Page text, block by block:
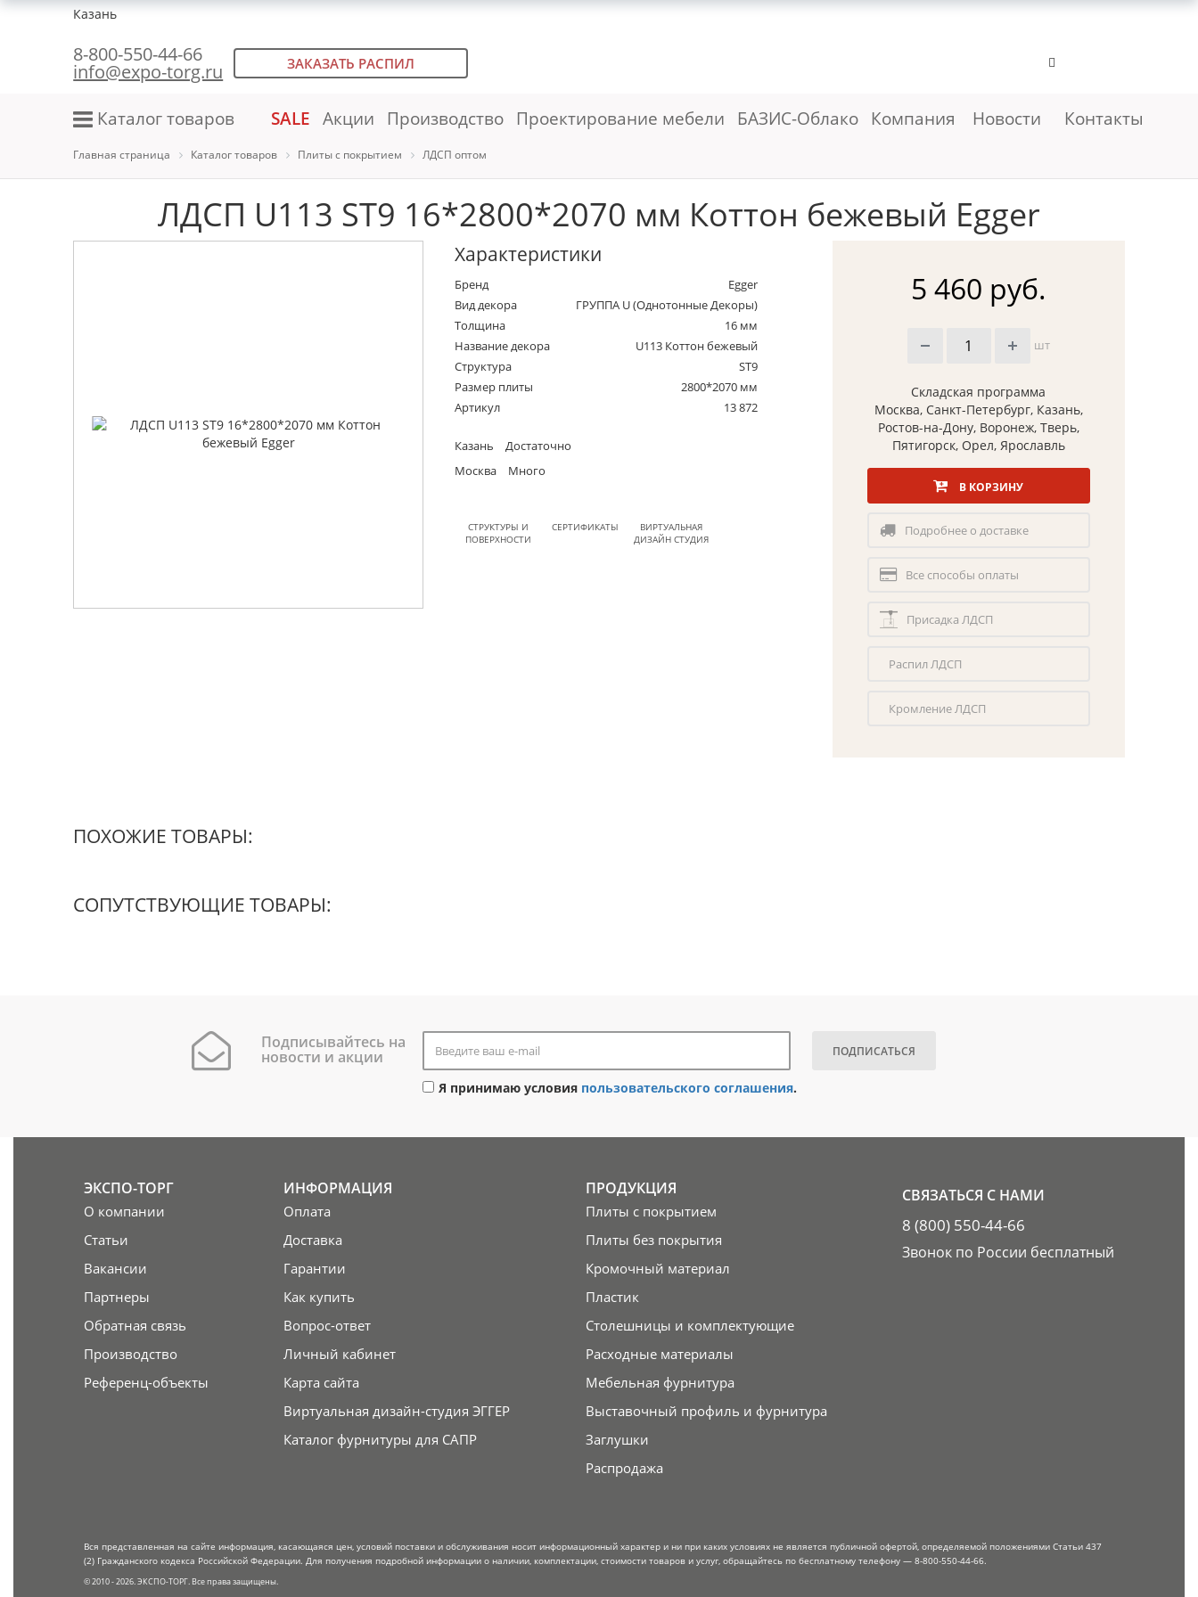
Казань
8-800-550-44-66
info@expo-torg.ru ЗАКАЗАТЬ РАСПИЛ
Каталог товаров SALE Акции Производство Проектирование мебели БАЗИС-Облако Компания Новости Контакты
Главная страница Каталог товаров Плиты с покрытием ЛДСП оптом
ЛДСП U113 ST9 16*2800*2070 мм Коттон бежевый Egger
Характеристики
Бренд
Egger
Вид декора
ГРУППА U (Однотонные Декоры)
Толщина
16 мм
Название декора
U113 Коттон бежевый
Структура
ST9
Размер плиты
2800*2070 мм
Артикул
13 872
Казань
Достаточно
Москва
Много
СТРУКТУРЫ И
ПОВЕРХНОСТИ
СЕРТИФИКАТЫ
ВИРТУАЛЬНАЯ
ДИЗАЙН СТУДИЯ
5 460 руб.
шт
Складская программа
Москва, Санкт-Петербург, Казань,
Ростов-на-Дону, Воронеж, Тверь,
Пятигорск, Орел, Ярославль
В КОРЗИНУ
Подробнее о доставке
Все способы оплаты
Присадка ЛДСП
Распил ЛДСП
Кромление ЛДСП
ПОХОЖИЕ ТОВАРЫ:
СОПУТСТВУЮЩИЕ ТОВАРЫ:
Подписывайтесь на
новости и акции ПОДПИСАТЬСЯ
Я принимаю условия пользовательского соглашения.
ЭКСПО-ТОРГ
О компании
Статьи
Вакансии
Партнеры
Обратная связь
Производство
Референц-объекты
ИНФОРМАЦИЯ
Оплата
Доставка
Гарантии
Как купить
Вопрос-ответ
Личный кабинет
Карта сайта
Виртуальная дизайн-студия ЭГГЕР
Каталог фурнитуры для САПР
ПРОДУКЦИЯ
Плиты с покрытием
Плиты без покрытия
Кромочный материал
Пластик
Столешницы и комплектующие
Расходные материалы
Мебельная фурнитура
Выставочный профиль и фурнитура
Заглушки
Распродажа
СВЯЗАТЬСЯ С НАМИ
8 (800) 550-44-66
Звонок по России бесплатный
Вся представленная на сайте информация, касающаяся цен, условий поставки и обслуживания носит информационный характер и ни при каких условиях не является публичной офертой, определяемой положениями Статьи 437
(2) Гражданского кодекса Российской Федерации. Для получения подробной информации о наличии, комплектации, стоимости товаров и услуг, обращайтесь по бесплатному телефону — 8-800-550-44-66.
© 2010 - 2026. ЭКСПО-ТОРГ. Все права защищены.